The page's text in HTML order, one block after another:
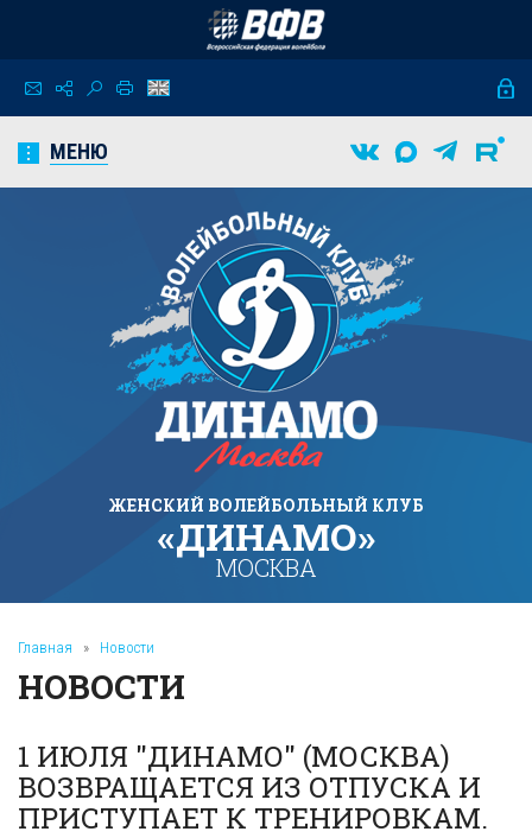
МЕНЮ
ЖЕНСКИЙ ВОЛЕЙБОЛЬНЫЙ КЛУБ
«ДИНАМО»
МОСКВА
Главная » Новости
НОВОСТИ
1 ИЮЛЯ "ДИНАМО" (МОСКВА)
ВОЗВРАЩАЕТСЯ ИЗ ОТПУСКА И
ПРИСТУПАЕТ К ТРЕНИРОВКАМ.